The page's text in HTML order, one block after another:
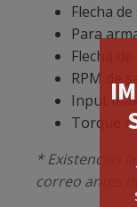
Flecha
Para
Flecha
RPM de
Input
Torque
* Existencias
correo antes